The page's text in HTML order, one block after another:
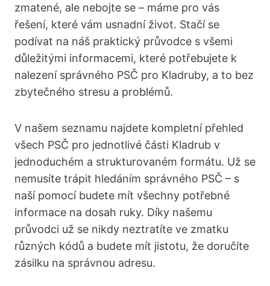
zmatené, ale nebojte se – máme pro vás
řešení, které vám usnadní život. Stačí se
podívat na náš praktický průvodce s všemi
důležitými informacemi, které potřebujete k
nalezení správného PSČ pro Kladruby, a to bez
zbytečného stresu a problémů.
V našem seznamu najdete kompletní přehled
všech PSČ pro jednotlivé části Kladrub v
jednoduchém a strukturovaném formátu. Už se
nemusíte trápit hledáním správného PSČ – s
naší pomocí budete mít všechny potřebné
informace na dosah ruky. Díky našemu
průvodci už se nikdy neztratíte ve zmatku
různých kódů a budete mít jistotu, že doručíte
zásilku na správnou adresu.